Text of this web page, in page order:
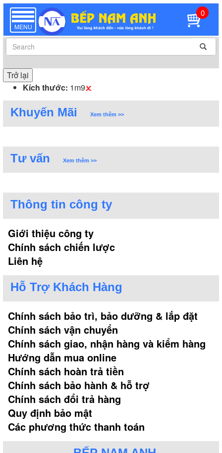
TOGGLE
NAVIGATION
MENU
0
Trở lại
Kích thước: 1m9
Khuyến Mãi Xem thêm >>
Tư vấn Xem thêm >>
Thông tin công ty
Giới thiệu công ty
Chính sách chiến lược
Liên hệ
Hỗ Trợ Khách Hàng
Chính sách bảo trì, bảo dưỡng & lắp đặt
Chính sách vận chuyển
Chính sách giao, nhận hàng và kiểm hàng
Hướng dẫn mua online
Chính sách hoàn trả tiền
Chính sách bảo hành & hỗ trợ
Chính sách đổi trả hàng
Quy định bảo mật
Các phương thức thanh toán